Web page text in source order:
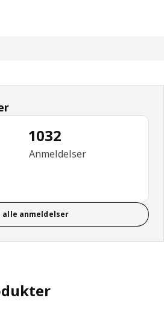
4.6 Ud af 5 Stjerner. Anmeldelser i
1032
Anmeldelser
alle anmeldelser